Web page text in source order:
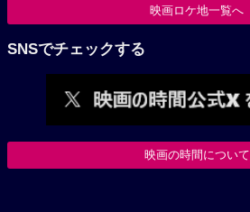
映画ロケ地一覧へ
SNSでチェックする
映画の時間について